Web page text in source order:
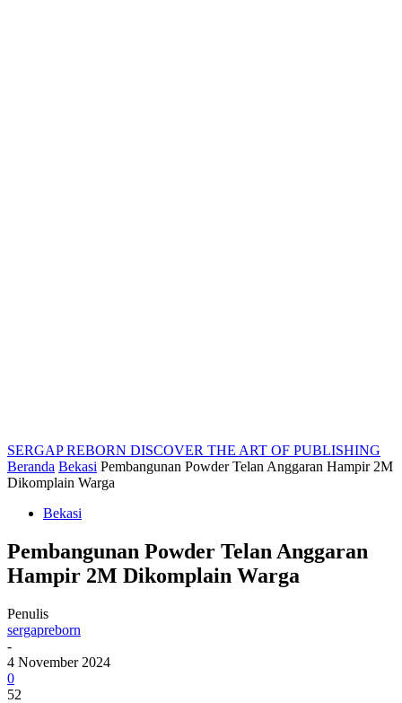
SERGAP REBORN DISCOVER THE ART OF PUBLISHING
Beranda Bekasi Pembangunan Powder Telan Anggaran Hampir 2M
Dikomplain Warga
Bekasi
Pembangunan Powder Telan Anggaran
Hampir 2M Dikomplain Warga
Penulis
sergapreborn
-
4 November 2024
0
52